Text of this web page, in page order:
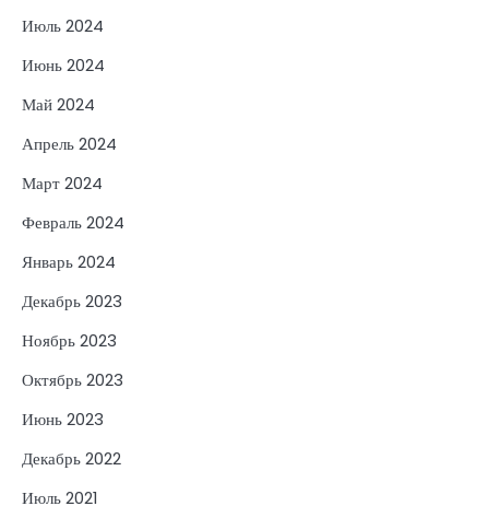
Июль 2024
Июнь 2024
Май 2024
Апрель 2024
Март 2024
Февраль 2024
Январь 2024
Декабрь 2023
Ноябрь 2023
Октябрь 2023
Июнь 2023
Декабрь 2022
Июль 2021